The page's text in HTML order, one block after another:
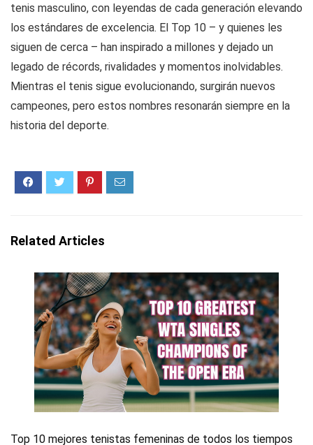
tenis masculino, con leyendas de cada generación elevando
los estándares de excelencia. El Top 10 – y quienes les
siguen de cerca – han inspirado a millones y dejado un
legado de récords, rivalidades y momentos inolvidables.
Mientras el tenis sigue evolucionando, surgirán nuevos
campeones, pero estos nombres resonarán siempre en la
historia del deporte.
Related Articles
Top 10 mejores tenistas femeninas de todos los tiempos